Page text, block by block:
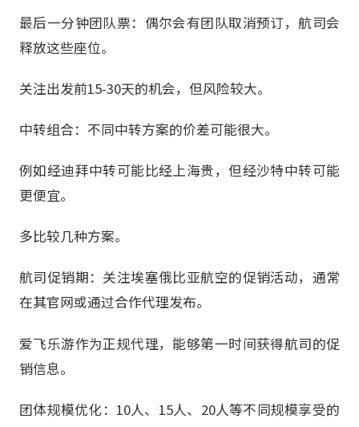
最后一分钟团队票：偶尔会有团队取消预订，航司会
释放这些座位。
关注出发前15-30天的机会，但风险较大。
中转组合：不同中转方案的价差可能很大。
例如经迪拜中转可能比经上海贵，但经沙特中转可能
更便宜。
多比较几种方案。
航司促销期：关注埃塞俄比亚航空的促销活动，通常
在其官网或通过合作代理发布。
爱飞乐游作为正规代理，能够第一时间获得航司的促
销信息。
团体规模优化：10人、15人、20人等不同规模享受的